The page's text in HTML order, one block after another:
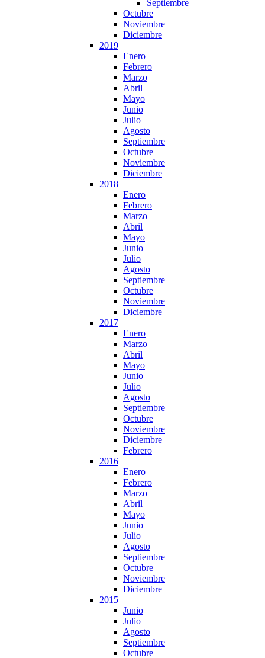
Septiembre
Octubre
Noviembre
Diciembre
2019
Enero
Febrero
Marzo
Abril
Mayo
Junio
Julio
Agosto
Septiembre
Octubre
Noviembre
Diciembre
2018
Enero
Febrero
Marzo
Abril
Mayo
Junio
Julio
Agosto
Septiembre
Octubre
Noviembre
Diciembre
2017
Enero
Marzo
Abril
Mayo
Junio
Julio
Agosto
Septiembre
Octubre
Noviembre
Diciembre
Febrero
2016
Enero
Febrero
Marzo
Abril
Mayo
Junio
Julio
Agosto
Septiembre
Octubre
Noviembre
Diciembre
2015
Junio
Julio
Agosto
Septiembre
Octubre